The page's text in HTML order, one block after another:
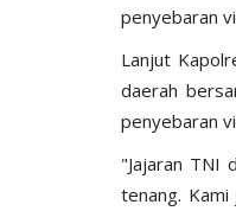
penyebaran
Lanjut
daerah
penyebaran
"Jajaran TNI
tenang.